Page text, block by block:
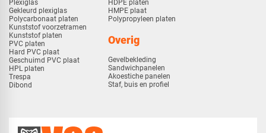
Plexiglas
Gekleurd plexiglas
Polycarbonaat platen
Kunststof voorzetramen
Kunststof platen
PVC platen
Hard PVC plaat
Geschuimd PVC plaat
HPL platen
Trespa
Dibond
HDPE platen
HMPE plaat
Polypropyleen platen
Overig
Gevelbekleding
Sandwichpanelen
Akoestiche panelen
Staf, buis en profiel